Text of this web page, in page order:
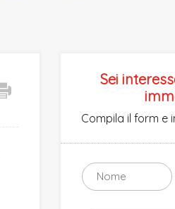
Sei
Compila il form e